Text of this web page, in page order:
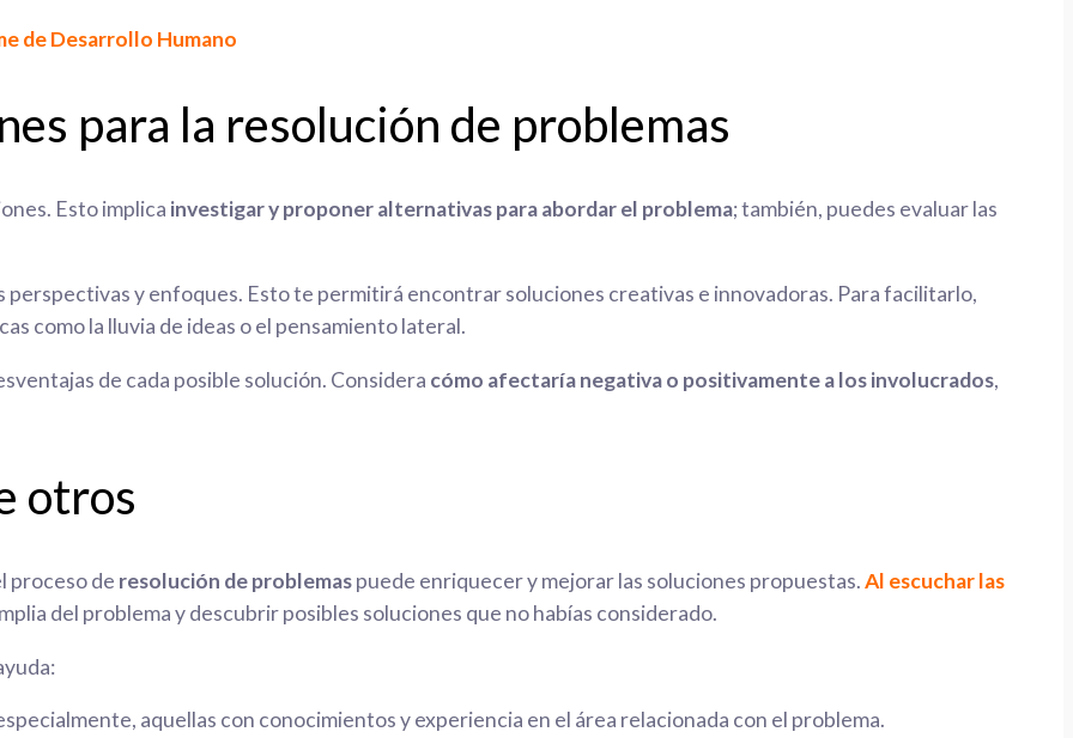
de Desarrollo Humano
para la resolución de problemas
Esto implica investigar y proponer alternativas para abordar el problema; también, puedes evaluar las
y enfoques. Esto te permitirá encontrar soluciones creativas e innovadoras. Para facilitarlo,
como la lluvia de ideas o el pensamiento lateral.
de cada posible solución. Considera cómo afectaría negativa o positivamente a los involucrados,
otros
proceso de resolución de problemaspuede enriquecer y mejorar las soluciones propuestas.Al escuchar las
del problema y descubrir posibles soluciones que no habías considerado.
aquellas con conocimientos y experiencia en el área relacionada con el problema.